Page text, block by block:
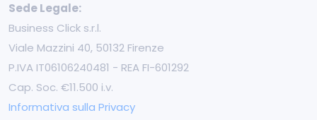
Sede Legale:
Business Click s.r.l.
Viale Mazzini 40, 50132 Firenze
P.IVA IT06106240481 - REA FI-601292
Cap. Soc. €11.500 i.v.
Informativa sulla Privacy